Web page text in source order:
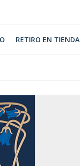
RETIRO EN TIENDA